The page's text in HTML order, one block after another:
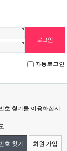
자동로그인
호 찾기를 이용하십시
.
호 찾기 회원 가입